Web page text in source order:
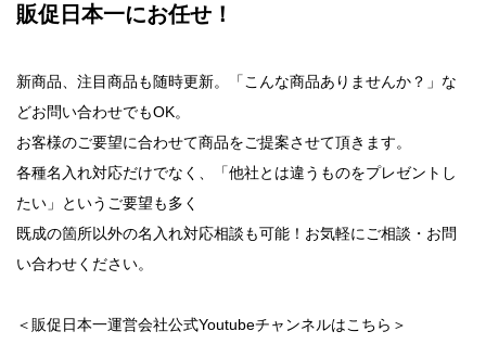
販促日本一にお任せ！
新商品、注目商品も随時更新。「こんな商品ありませんか？」な
どお問い合わせでもOK。
お客様のご要望に合わせて商品をご提案させて頂きます。
各種名入れ対応だけでなく、「他社とは違うものをプレゼントし
たい」というご要望も多く
既成の箇所以外の名入れ対応相談も可能！お気軽にご相談・お問
い合わせください。
＜販促日本一運営会社公式Youtubeチャンネルはこちら＞